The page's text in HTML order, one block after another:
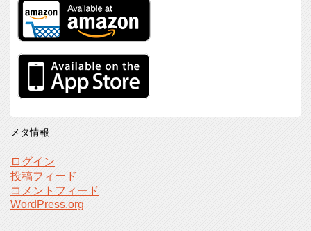
メタ情報
ログイン
投稿フィード
コメントフィード
WordPress.org